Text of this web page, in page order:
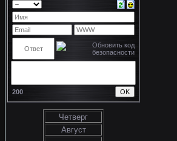
200
Четверг
Август